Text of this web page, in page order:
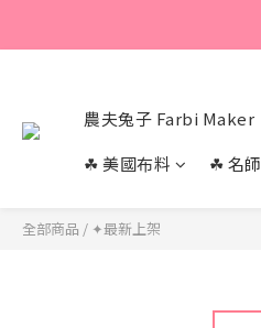
農夫兔子 Farbi Maker
☘︎ 美國布料
☘︎ 名
全部商品 / ✦最新上架